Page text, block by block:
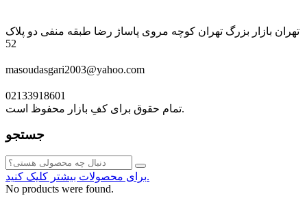
تهران بازار بزرگ تهران کوچه مروی پاساژ رضا طبقه منفی دو پلاک
52
masoudasgari2003@yahoo.com
02133918601
تمام حقوق برای کفِ بازار محفوظ است.
جستجو
برای محصولات بیشتر کلیک کنید.
No products were found.